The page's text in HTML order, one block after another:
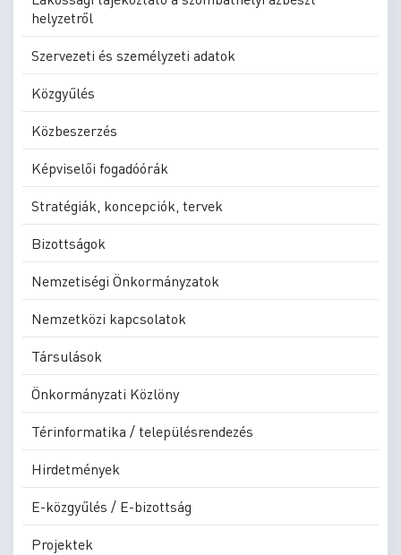
helyzetről
Szervezeti és személyzeti adatok
Közgyűlés
Közbeszerzés
Képviselői fogadóórák
Stratégiák, koncepciók, tervek
Bizottságok
Nemzetiségi Önkormányzatok
Nemzetközi kapcsolatok
Társulások
Önkormányzati Közlöny
Térinformatika / településrendezés
Hirdetmények
E-közgyűlés / E-bizottság
Projektek